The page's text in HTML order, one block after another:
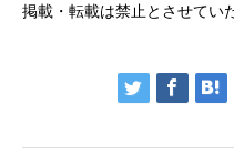
掲載・転載は禁止とさせてい